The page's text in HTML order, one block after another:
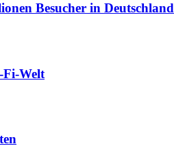
Besucher in Deutschland
Welt